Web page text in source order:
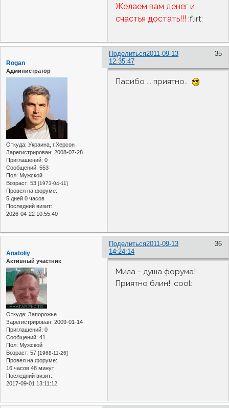
Желаем вам денег и
счастья достать!!! :flirt:
Поделиться 35
2011-09-13
12:35:47
Rogan
Администратор
Откуда: Украина, г.Херсон
Зарегистрирован: 2008-07-28
Приглашений: 0
Сообщений: 553
Пол: Мужской
Возраст: 53 [1973-04-11]
Провел на форуме:
5 дней 0 часов
Последний визит:
2026-04-22 10:55:40
Пасибо ... приятно..
Поделиться 36
2011-09-13
14:24:14
Anatoliy
Активный участник
Откуда: Запорожье
Зарегистрирован: 2009-01-14
Приглашений: 0
Сообщений: 41
Пол: Мужской
Возраст: 57 [1968-11-26]
Провел на форуме:
16 часов 48 минут
Последний визит:
2017-09-01 13:11:12
Мила - душа форума!
Приятно блин! :cool: